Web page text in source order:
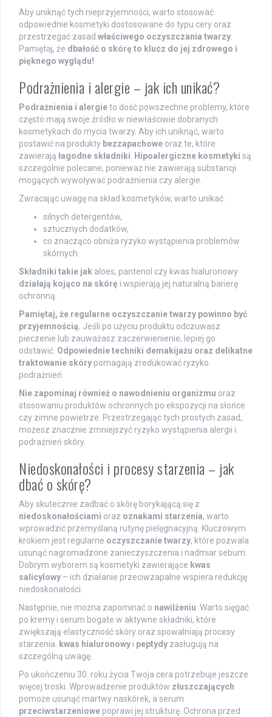
Aby uniknąć tych nieprzyjemności, warto stosować
odpowiednie kosmetyki dostosowane do typu cery oraz
przestrzegać zasad właściwego oczyszczania twarzy.
Pamiętaj, że dbałość o skórę to klucz do jej zdrowego i
pięknego wyglądu!
Podrażnienia i alergie – jak ich unikać?
Podrażnienia i alergieto dość powszechne problemy, które
często mają swoje źródło w niewłaściwie dobranych
kosmetykach do mycia twarzy. Aby ich uniknąć, warto
postawić na produkty bezzapachowe oraz te, które
zawierają łagodne składniki. Hipoalergiczne kosmetyki są
szczególnie polecane, ponieważ nie zawierają substancji
mogących wywoływać podrażnienia czy alergie.
Zwracając uwagę na skład kosmetyków, warto unikać:
silnych detergentów,
sztucznych dodatków,
co znacząco obniża ryzyko wystąpienia problemów
skórnych.
Składniki takie jak aloes, pantenol czy kwas hialuronowy
działają kojąco na skórę i wspierają jej naturalną barierę
ochronną.
Pamiętaj, że regularne oczyszczanie twarzy powinno być
przyjemnością. Jeśli po użyciu produktu odczuwasz
pieczenie lub zauważasz zaczerwienienie, lepiej go
odstawić. Odpowiednie techniki demakijażu oraz delikatne
traktowanie skóry pomagają zredukować ryzyko
podrażnień.
Nie zapominaj również o nawodnieniu organizmu oraz
stosowaniu produktów ochronnych po ekspozycji na słońce
czy zimne powietrze. Przestrzegając tych prostych zasad,
możesz znacznie zmniejszyć ryzyko wystąpienia alergii i
podrażnień skóry.
Niedoskonałości i procesy starzenia – jak
dbać o skórę?
Aby skutecznie zadbać o skórę borykającą się z
niedoskonałościami oraz oznakami starzenia, warto
wprowadzić przemyślaną rutynę pielęgnacyjną. Kluczowym
krokiem jest regularne oczyszczanie twarzy, które pozwala
usunąć nagromadzone zanieczyszczenia i nadmiar sebum.
Dobrym wyborem są kosmetyki zawierające kwas
salicylowy – ich działanie przeciwzapalne wspiera redukcję
niedoskonałości.
Następnie, nie można zapominać o nawilżeniu. Warto sięgać
po kremy i serum bogate w aktywne składniki, które
zwiększają elastyczność skóry oraz spowalniają procesy
starzenia. kwas hialuronowy i peptydy zasługują na
szczególną uwagę.
Po ukończeniu 30. roku życia Twoja cera potrzebuje jeszcze
więcej troski. Wprowadzenie produktów złuszczających
pomoże usunąć martwy naskórek, a serum
przeciwstarzeniowe poprawi jej strukturę. Ochrona przed